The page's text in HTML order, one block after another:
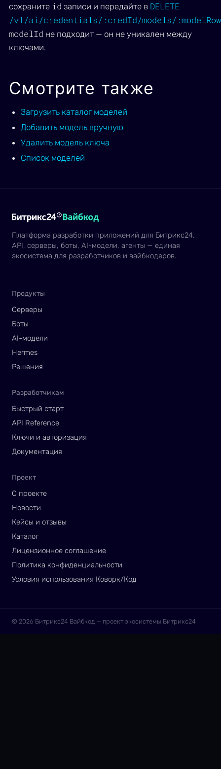
сохраните id записи и передайте в DELETE
/v1/ai/credentials/:credId/models/
modelId не подходит — он не уникален между
ключами.
Смотрите также
Загрузить каталог моделей
Добавить модель вручную
Удалить модель ключа
Список моделей
Платформа разработки приложений для Битрикс24.
API, серверы, боты, AI-модели, агенты — единая
экосистема для разработчиков и вайбкодеров.
Продукты
Серверы
Боты
AI-модели
Hermes
Решения
Разработчикам
Быстрый старт
API Reference
Ключи и авторизация
Документация
Проект
О проекте
Новости
Кейсы и отзывы
Каталог
Лицензионное соглашение
Политика конфиденциальности
Условия использования Коворк/Код
© 2026 Битрикс24 Вайбкод — проект экосистемы Битрикс24